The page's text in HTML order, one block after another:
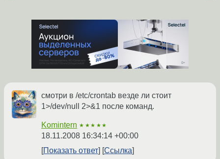
смотри в /etc/crontab везде ли стоит
1>/dev/null 2>&1 после команд.
Komintern ★★★★★
18.11.2008 16:34:14 +00:00
Показать ответ
Ссылка